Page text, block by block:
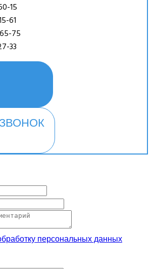
15
61
75
33
персональных данных